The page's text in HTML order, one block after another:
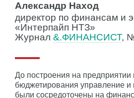
Александр Наход
директор по финансам и
«Интерпайп НТЗ»
Журнал &.ФИНАНСИСТ,
До построения на предприятии
бюджетирования управление и
были сосредоточены на